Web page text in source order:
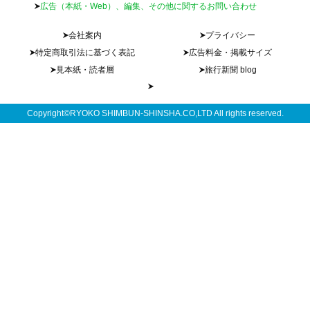
広告（本紙・Web）、編集、その他に関するお問い合わせ
会社案内
プライバシー
特定商取引法に基づく表記
広告料金・掲載サイズ
見本紙・読者層
旅行新聞 blog
Copyright©RYOKO SHIMBUN-SHINSHA.CO,LTD All rights reserved.